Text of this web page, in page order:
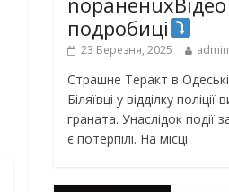
подробиці
23 Березня, 2025 admin
Страшне Теракт в
Біляївці у відділку поліції
граната. Унаслідок події
є потерпілі. На місці